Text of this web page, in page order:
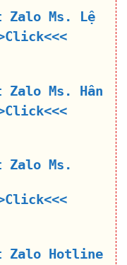
Zalo Ms. Lệ
Zalo Ms. Hân
Zalo Ms.
Zalo Hotline